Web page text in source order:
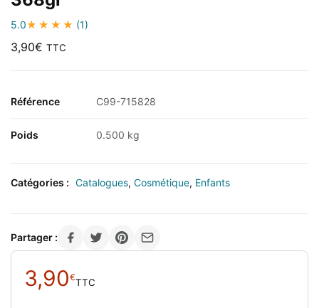
5.0 (1)
3,90€ TTC
Référence C99-715828
Poids 0.500 kg
Catégories : Catalogues, Cosmétique, Enfants
Partager :
3,90€TTC